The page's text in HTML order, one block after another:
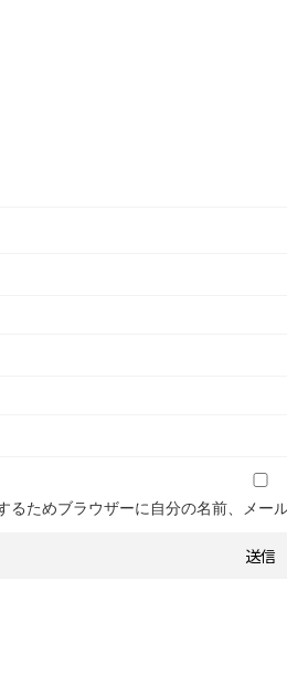
るためブラウザーに自分の名前、メー